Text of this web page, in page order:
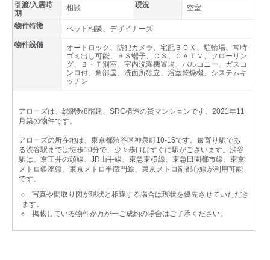
引渡/入居時
期
相談 現況 空室
物件特徴
ペット相談、デザイナーズ
物件設備
オートロック、防犯カメラ、宅配ＢＯＸ、駐輪場、常時
ゴミ出し可能、ＢＳ端子、ＣＳ、ＣＡＴＶ、フローリン
グ、Ｂ・Ｔ別室、室内洗濯機置場、バルコニー、ガスコ
ンロ付、角部屋、洗面所独立、浴室乾燥機、システムキ
ッチン
アローズは、総階数8階建、SRC構造の貸マンションです。2021年11
月築の物件です。
アローズの所在地は、東京都渋谷区神泉町10-15です。最寄り駅であ
る渋谷駅までは徒歩10分で、少々歩けばすぐに駅がございます。渋谷
駅は、京王井の頭線、JR山手線、東急東横線、東急田園都市線、東京
メトロ銀座線、東京メトロ半蔵門線、東京メトロ副都心線が利用可能
です。
写真や間取り図が現状と相違する場合は現状を優先させていただき
ます。
掲載している物件が万が一ご成約の場合はご了承ください。